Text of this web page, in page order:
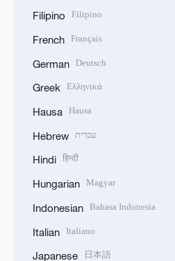
Filipino Filipino
French Français
German Deutsch
Greek Ελληνικά
Hausa Hausa
Hebrew עברית
Hindi हिन्दी
Hungarian Magyar
Indonesian Bahasa Indonesia
Italian Italiano
Japanese 日本語